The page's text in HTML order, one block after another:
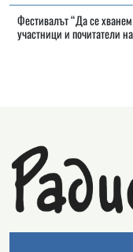
Фестивалът “Да се хванем
участници и почитатели